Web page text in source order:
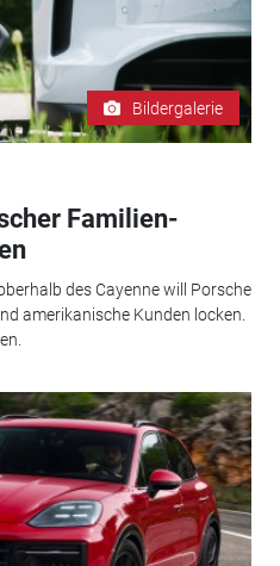
Bildergalerie
Familien-
des Cayenne will Porsche
amerikanische Kunden locken.